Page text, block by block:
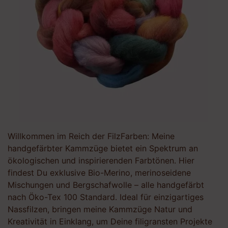
Willkommen im Reich der FilzFarben: Meine
handgefärbter Kammzüge bietet ein Spektrum an
ökologischen und inspirierenden Farbtönen. Hier
findest Du exklusive Bio-Merino, merinoseidene
Mischungen und Bergschafwolle – alle handgefärbt
nach Öko-Tex 100 Standard. Ideal für einzigartiges
Nassfilzen, bringen meine Kammzüge Natur und
Kreativität in Einklang, um Deine filigransten Projekte